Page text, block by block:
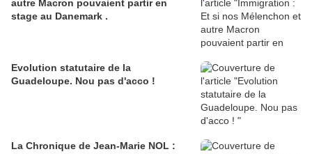
autre Macron pouvaient partir en
stage au Danemark .
Evolution statutaire de la
Guadeloupe. Nou pas d'acco !
La Chronique de Jean-Marie NOL :